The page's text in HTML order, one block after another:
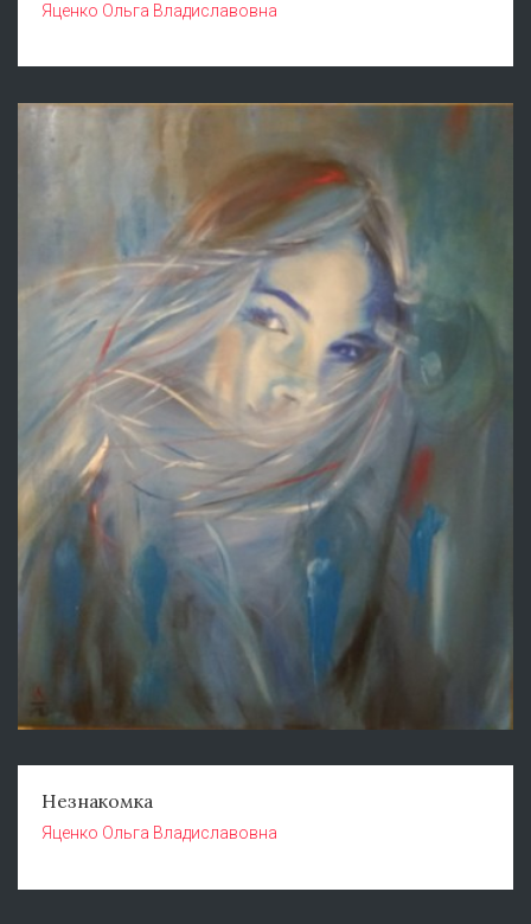
Яценко Ольга Владиславовна
Незнакомка
Яценко Ольга Владиславовна